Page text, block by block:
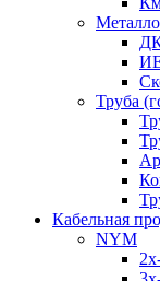
Труба
Кабельная
NYM